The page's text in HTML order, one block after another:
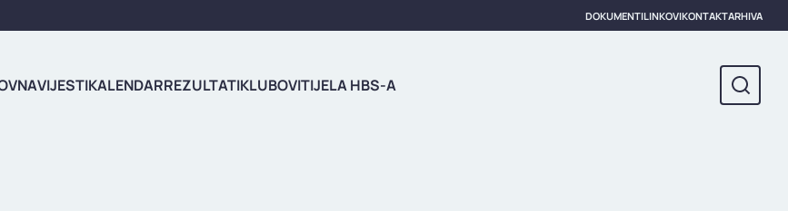
DOKUMENTILINKOVIKONTAKTARHIVA
VIJESTIKALENDARREZULTATIKLUBOVITIJELA HBS-A